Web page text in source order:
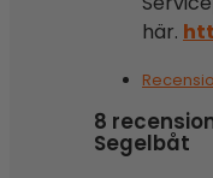
här.
8
Segelbåt